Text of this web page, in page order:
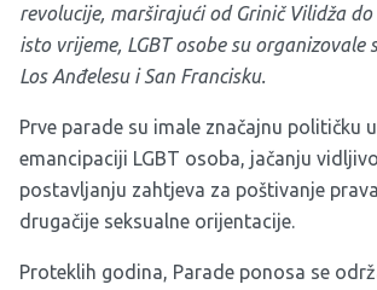
revolucije, marširajući od Grinič Vilidža
isto vrijeme, LGBT osobe su organizovale
Los Anđelesu i San Francisku.
Prve parade su imale značajnu političku
emancipaciji LGBT osoba, jačanju
postavljanju zahtjeva za poštivanje
drugačije seksualne orijentacije.
Proteklih godina, Parade ponosa se